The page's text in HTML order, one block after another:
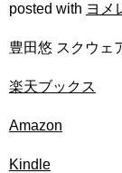
posted with ヨメ
豊田悠 スクウェ
楽天ブックス
Amazon
Kindle